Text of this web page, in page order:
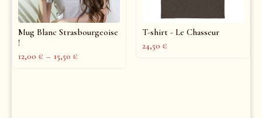
Mug Blanc Strasbourgeoise
!
12,00 € – 15,50 €
T-shirt - Le Chasseur
24,50 €